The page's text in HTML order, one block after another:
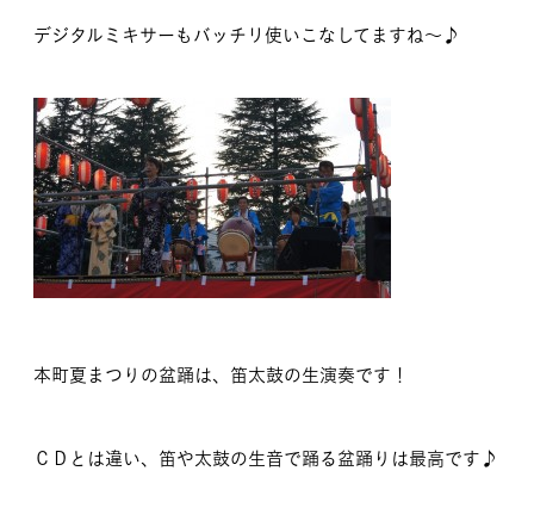
デジタルミキサーもバッチリ使いこなしてますね～♪
本町夏まつりの盆踊は、笛太鼓の生演奏です！
ＣＤとは違い、笛や太鼓の生音で踊る盆踊りは最高です♪